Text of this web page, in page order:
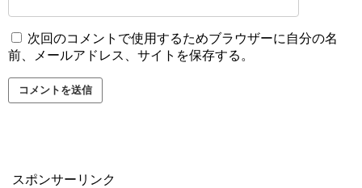
次回のコメントで使用するためブラウザーに自分の名
前、メールアドレス、サイトを保存する。
スポンサーリンク